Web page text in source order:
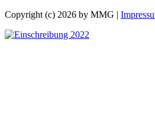
Copyright (c) 2026 by MMG |